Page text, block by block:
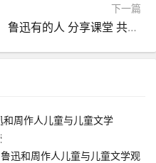
下一篇
鲁迅有的人 分享课堂 共建成长
鲁迅和周作人儿童与儿童文学观